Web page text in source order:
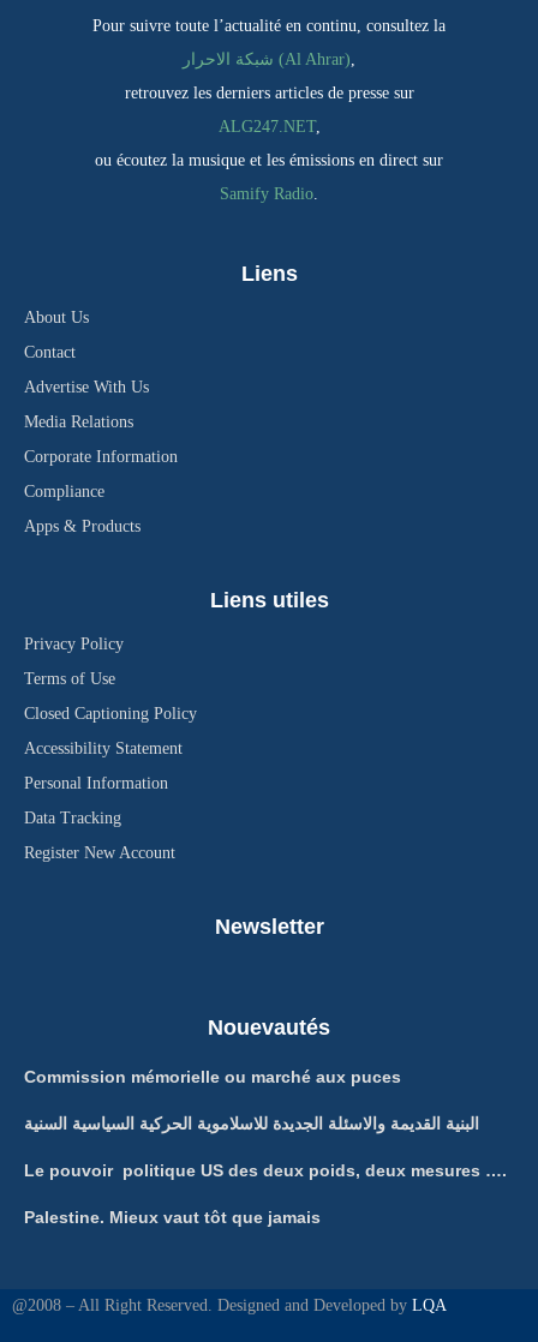
Pour suivre toute l’actualité en continu, consultez la
شبكة الاحرار (Al Ahrar),
retrouvez les derniers articles de presse sur
ALG247.NET,
ou écoutez la musique et les émissions en direct sur
Samify Radio.
Liens
About Us
Contact
Advertise With Us
Media Relations
Corporate Information
Compliance
Apps & Products
Liens utiles
Privacy Policy
Terms of Use
Closed Captioning Policy
Accessibility Statement
Personal Information
Data Tracking
Register New Account
Newsletter
Nouevautés
Commission mémorielle ou marché aux puces
البنية القديمة والاسئلة الجديدة للاسلاموية الحركية السياسية السنية
Le pouvoir politique US des deux poids, deux mesures ….
Palestine. Mieux vaut tôt que jamais
@2008 – All Right Reserved. Designed and Developed by LQA